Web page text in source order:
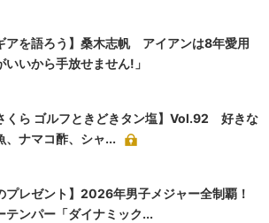
アを語ろう】桑木志帆 アイアンは8年愛用
いいから手放せません!」
くら ゴルフときどきタン塩】Vol.92 好きな
、ナマコ酢、シャ...
プレゼント】2026年男子メジャー全制覇！
テンパー「ダイナミック...